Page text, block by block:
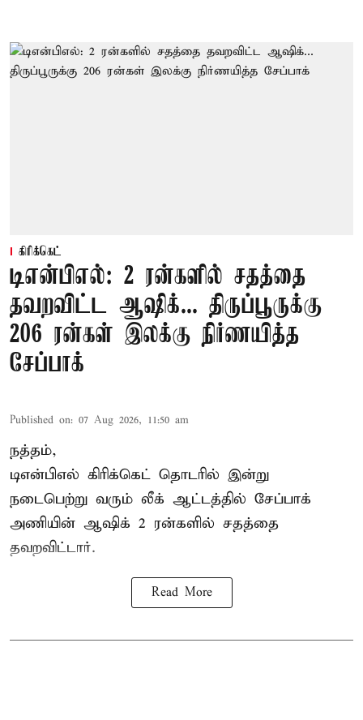
கிரிக்கெட்
டிஎன்பிஎல்: 2 ரன்களில் சதத்தை
தவறவிட்ட ஆஷிக்... திருப்பூருக்கு
206 ரன்கள் இலக்கு நிர்ணயித்த
சேப்பாக்
Published on: 07 Aug 2026, 11:50 am
நத்தம்,
டிஎன்பிஎல் கிரிக்கெட் தொடரில் இன்று
நடைபெற்று வரும் லீக் ஆட்டத்தில் சேப்பாக்
அணியின் ஆஷிக் 2 ரன்களில் சதத்தை
தவறவிட்டார்.
Read More